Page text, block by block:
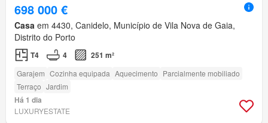
698 000 €
Casa em 4430, Canidelo, Município de Vila Nova de Gaia,
Distrito do Porto
T4 4 251 m²
Garajem Cozinha equipada Aquecimento Parcialmente mobiliado
Terraço Jardim
Há 1 dia
LUXURYESTATE